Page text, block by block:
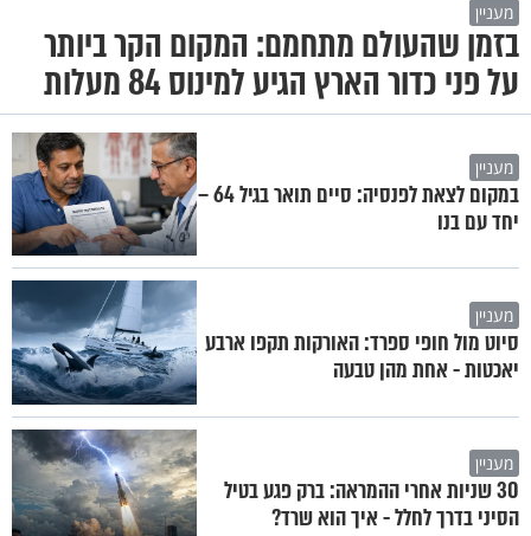
מעניין
בזמן שהעולם מתחמם: המקום הקר ביותר
על פני כדור הארץ הגיע למינוס 84 מעלות
מעניין
במקום לצאת לפנסיה: סיים תואר בגיל 64 –
יחד עם בנו
מעניין
סיוט מול חופי ספרד: האורקות תקפו ארבע
יאכטות - אחת מהן טבעה
מעניין
30 שניות אחרי ההמראה: ברק פגע בטיל
הסיני בדרך לחלל - איך הוא שרד?